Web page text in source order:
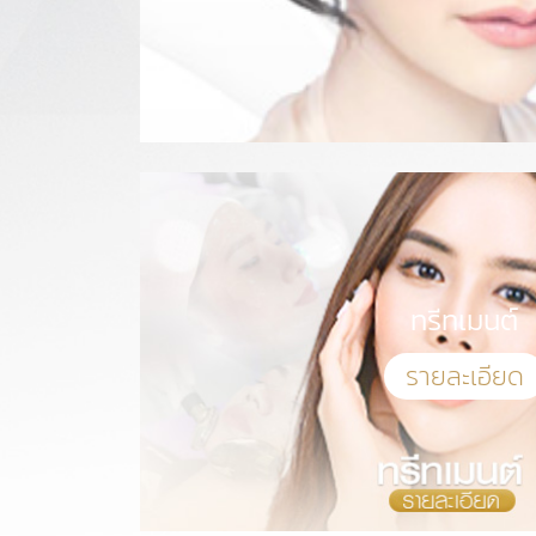
ปรับรูปหน้า
รายละเอียด
ทรีทเมนต์
รายละเอียด